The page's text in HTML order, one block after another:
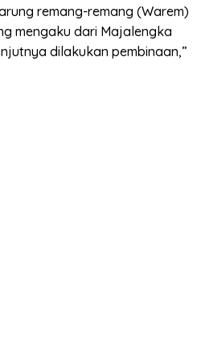
remang-remang (Warem)
mengaku dari Majalengka
dilakukan pembinaan,”